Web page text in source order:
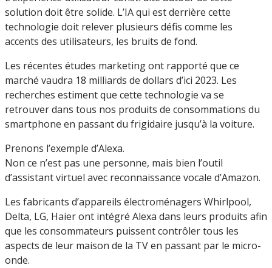
solution doit être solide. L’IA qui est derrière cette
technologie doit relever plusieurs défis comme les
accents des utilisateurs, les bruits de fond.
Les récentes études marketing ont rapporté que ce
marché vaudra 18 milliards de dollars d’ici 2023. Les
recherches estiment que cette technologie va se
retrouver dans tous nos produits de consommations du
smartphone en passant du frigidaire jusqu’à la voiture.
Prenons l’exemple d’Alexa.
Non ce n’est pas une personne, mais bien l’outil
d’assistant virtuel avec reconnaissance vocale d’Amazon.
Les fabricants d’appareils électroménagers Whirlpool,
Delta, LG, Haier ont intégré Alexa dans leurs produits afin
que les consommateurs puissent contrôler tous les
aspects de leur maison de la TV en passant par le micro-
onde.